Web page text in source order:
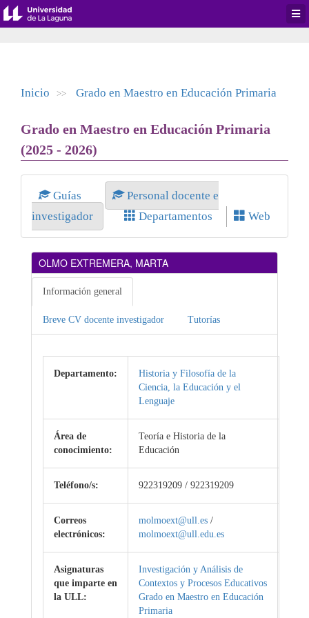
Inicio >> Grado en Maestro en Educación Primaria
Grado en Maestro en Educación Primaria
(2025 - 2026)
Guías
Personal docente e
investigador
Departamentos Web
OLMO EXTREMERA, MARTA
Información general
Breve CV docente investigador Tutorías
Departamento:
Historia y Filosofía de la
Ciencia, la Educación y el
Lenguaje
Área de
conocimiento:
Teoría e Historia de la
Educación
Teléfono/s: 922319209 / 922319209
Correos
electrónicos:
molmoext@ull.es /
molmoext@ull.edu.es
Asignaturas
que imparte en
la ULL:
Investigación y Análisis de
Contextos y Procesos Educativos
Grado en Maestro en Educación
Primaria